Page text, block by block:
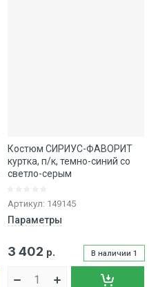
Костюм СИРИУС-ФАВОРИТ
куртка, п/к, темно-синий со
светло-серым
Артикул: 149145
Параметры
В наличии 1
3 402 р.